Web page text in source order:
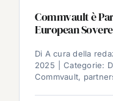
Commvault è
European
Di A cura della
2025
Categorie:
Commvault,